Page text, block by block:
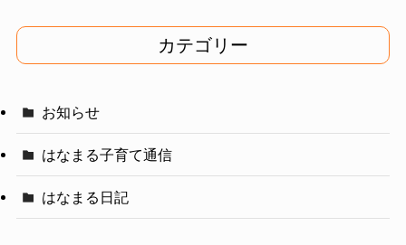
イ
ブ
カテゴリー
お知らせ
はなまる子育て通信
はなまる日記